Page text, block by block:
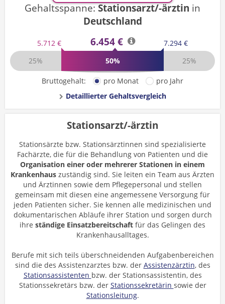
Gehaltsspanne:Stationsarzt/-ärztin in
Deutschland
5.712 € 6.454 €
7.294 €
25%
50% 25%
Bruttogehalt: pro Monat
pro Jahr
Detaillierter Gehaltsvergleich
Stationsarzt/-ärztin
Stationsärzte bzw. Stationsärztinnen sind spezialisierte
Fachärzte, die für die Behandlung von Patienten und die
Organisation einer oder mehrerer Stationen in einem
Krankenhaus zuständig sind. Sie leiten ein Team aus Ärzten
und Ärztinnen sowie dem Pflegepersonal und stellen
gemeinsam mit diesen eine angemessene Versorgung für
jeden Patienten sicher. Sie kennen alle medizinischen und
dokumentarischen Abläufe ihrer Station und sorgen durch
ihre ständige Einsatzbereitschaft für das Gelingen des
Krankenhausalltages.
Berufe mit sich teils überschneidenden Aufgabenbereichen
sind die des Assistenzarztes bzw. der Assistenzärztin, des
Stationsassistenten bzw. der Stationsassistentin, des
Stationssekretärs bzw. der Stationssekretärin sowie der
Stationsleitung.